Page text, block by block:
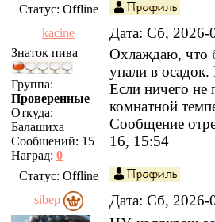
Статус: Offline
kacine
Дата: Сб,
Знаток пива
Группа:
Проверенные
Откуда:
Балашиха
Сообщений: 15
Наград: 0
Охлаждаю, что
упали в
Если ничего не
комнатной
Сообщение
16, 15:54
Статус: Offline
sibep
Дата: Сб,